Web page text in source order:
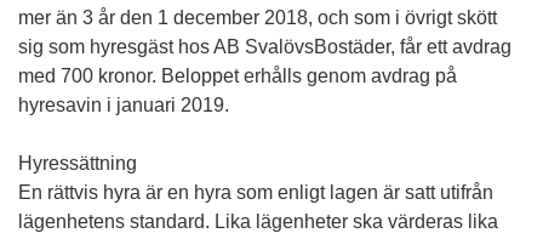
mer än 3 år den 1 december 2018, och som i övrigt skött
sig som hyresgäst hos AB SvalövsBostäder, får ett avdrag
med 700 kronor. Beloppet erhålls genom avdrag på
hyresavin i januari 2019.
Hyressättning
En rättvis hyra är en hyra som enligt lagen är satt utifrån
lägenhetens standard. Lika lägenheter ska värderas lika